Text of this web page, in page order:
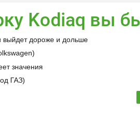
Kodiaq вы
выйдет дороже и дольше
значения
ГАЗ)